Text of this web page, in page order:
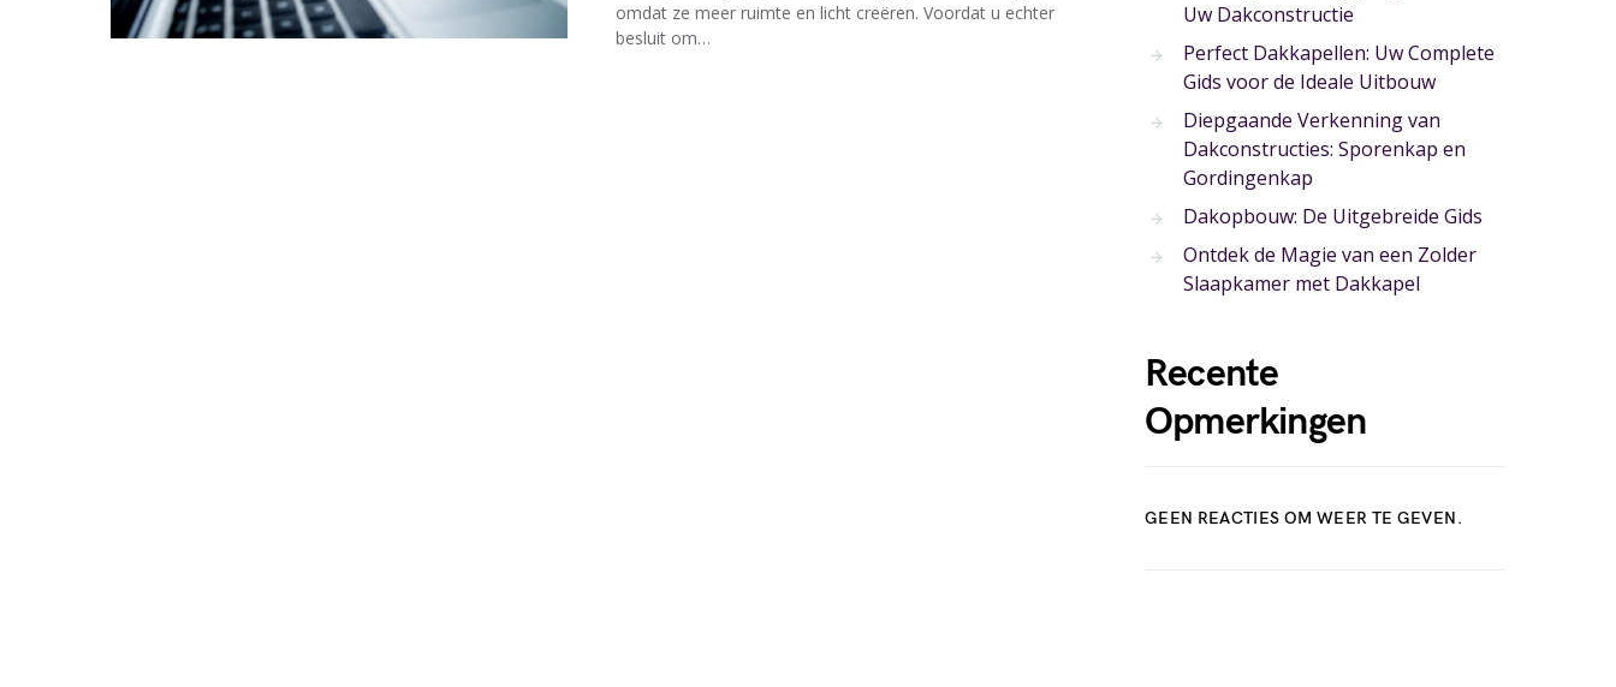
omdat ze meer ruimte en licht creëren. Voordat u echter
besluit om…
Uw Dakconstructie
Perfect Dakkapellen: Uw Complete
Gids voor de Ideale Uitbouw
Diepgaande Verkenning van
Dakconstructies: Sporenkap en
Gordingenkap
Dakopbouw: De Uitgebreide Gids
Ontdek de Magie van een Zolder
Slaapkamer met Dakkapel
Recente
Opmerkingen
GEEN REACTIES OM WEER TE GEVEN.